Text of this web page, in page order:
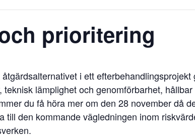
prioritering
i ett
lämplighet och genomförbarhet,
du få höra mer om den 28 november då
till den kommande vägledningen inom